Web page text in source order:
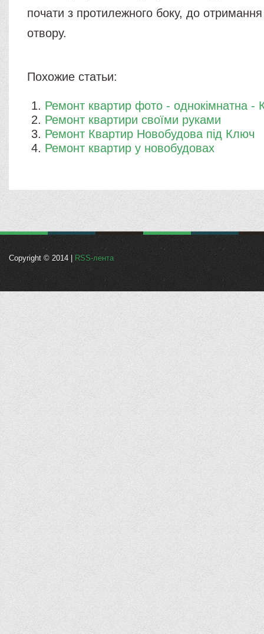
почати з протилежного боку, до отримання
отвору.
Похожие статьи:
Ремонт квартир фото - однокімнатна -
Ремонт квартири своїми руками
Ремонт Квартир Новобудова під Ключ
Ремонт квартир у новобудовах
Copyright © 2014 | RSS-лента